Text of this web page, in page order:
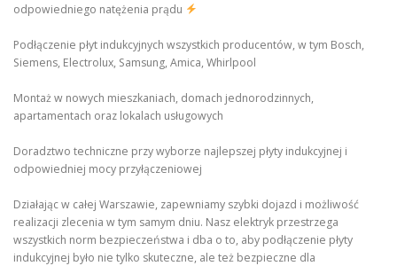
odpowiedniego natężenia prądu
Podłączenie płyt indukcyjnych wszystkich producentów, w tym Bosch,
Siemens, Electrolux, Samsung, Amica, Whirlpool
Montaż w nowych mieszkaniach, domach jednorodzinnych,
apartamentach oraz lokalach usługowych
Doradztwo techniczne przy wyborze najlepszej płyty indukcyjnej i
odpowiedniej mocy przyłączeniowej
Działając w całej Warszawie, zapewniamy szybki dojazd i możliwość
realizacji zlecenia w tym samym dniu. Nasz elektryk przestrzega
wszystkich norm bezpieczeństwa i dba o to, aby podłączenie płyty
indukcyjnej było nie tylko skuteczne, ale też bezpieczne dla